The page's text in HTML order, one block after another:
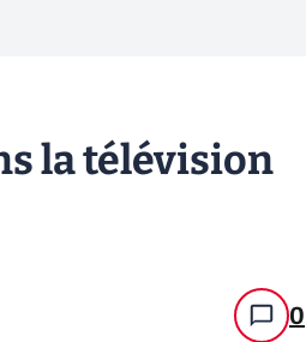
la télévision
0